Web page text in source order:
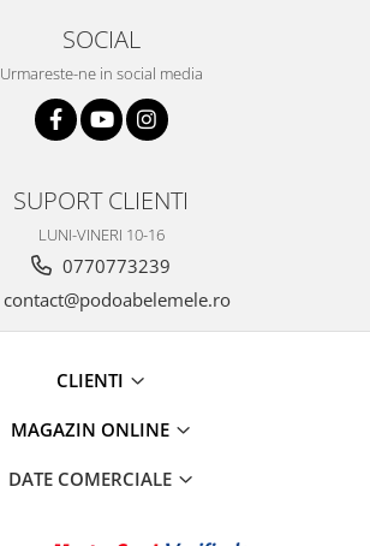
SOCIAL
Urmareste-ne in social media
SUPORT CLIENTI
LUNI-VINERI 10-16
0770773239
contact@podoabelemele.ro
CLIENTI
MAGAZIN ONLINE
DATE COMERCIALE